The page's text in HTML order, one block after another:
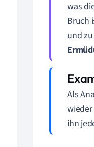
was
Bruch
und
Als
ihn